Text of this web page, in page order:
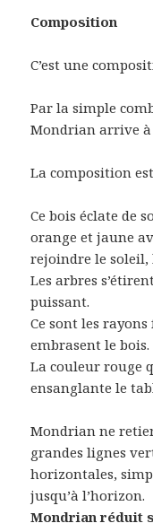
Composition
C’est une
Par la simple
Mondrian arrive à
La composition
Ce bois éclate de
orange et jaune
rejoindre le soleil,
Les arbres
puissant.
Ce sont les
embrasent le bois.
La couleur rouge
ensanglante le
Mondrian ne
grandes lignes
horizontales,
jusqu’à l’horizon.
Mondrian réduit